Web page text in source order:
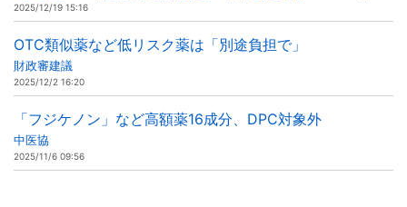
2025/12/19 15:16
OTC類似薬など低リスク薬は「別途負担で」
財政審建議
2025/12/2 16:20
「フジケノン」など高額薬16成分、DPC対象外
中医協
2025/11/6 09:56